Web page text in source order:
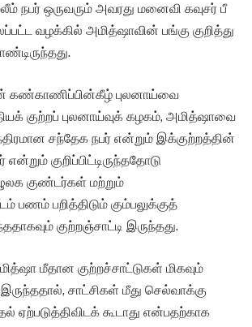
நபர் ஒருவரும் அவரது மனைவி கவுசர் பீ
வழக்கில் அமித்ஷாவின் பங்கு குறித்து
கண்காணிப்பின்கீழ் புலனாய்வை
குற்றப் புலனாய்வுக் கழகம், அமித்ஷாவை
சந்தேக நபர் என்றும் இக்குற்றத்தின்
குறிப்பிட்டிருந்ததோடு
குண்டர்கள் மற்றும்
பணம் பறித்திடும் கும்பலுக்குத்
குற்றஞ்சாட்டி இருந்தது.
மீதான குற்றச்சாட்டுகள் மிகவும்
சாட்சிகள் மீது செல்வாக்கு
ஏற்படுத்திவிடக் கூடாது என்பதற்காக